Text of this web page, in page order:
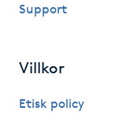
Hårbottenbehandling
Hårvård
Support
Villkor
Etisk policy